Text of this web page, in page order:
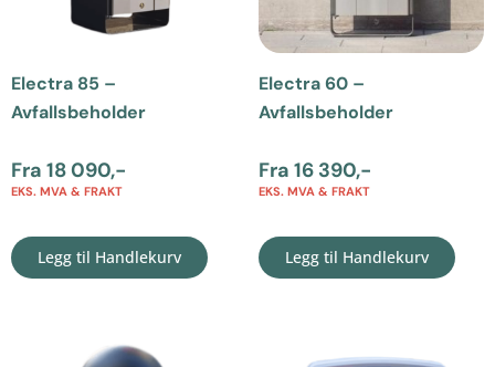
Electra 85 –
Avfallsbeholder
Fra 18 090,-
EKS. MVA & FRAKT
Legg til Handlekurv
Electra 60 –
Avfallsbeholder
Fra 16 390,-
EKS. MVA & FRAKT
Legg til Handlekurv